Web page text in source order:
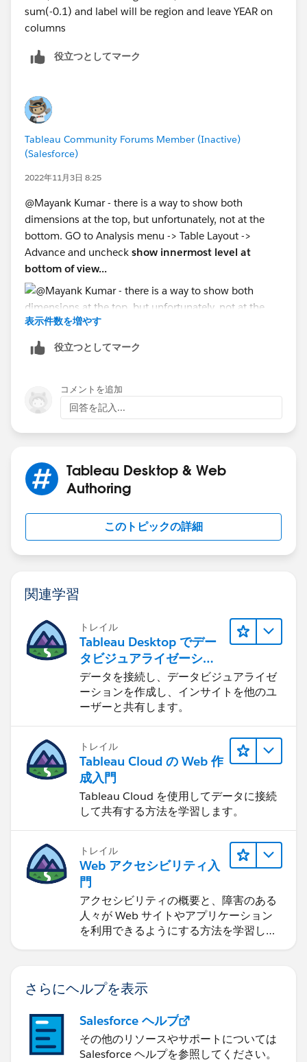
sum(-0.1) and label will be region and leave YEAR on
columns
役立つとしてマーク
Tableau Community Forums Member (Inactive)
(Salesforce)
2022年11月3日 8:25
@Mayank Kumar​ - there is a way to show both
dimensions at the top, but unfortunately, not at the
bottom. GO to Analysis menu -> Table Layout ->
Advance and uncheck show innermost level at
bottom of view...
表示件数を増やす
役立つとしてマーク
コメントを追加
回答を記入...
Tableau Desktop & Web
Authoring
このトピックの詳細
関連学習
トレイル
Tableau Desktop でデー
タビジュアライゼーショ
ンをはじめる
データを接続し、データビジュアライゼ
ーションを作成し、インサイトを他のユ
ーザーと共有します。
トレイル
Tableau Cloud の Web 作
成入門
Tableau Cloud を使用してデータに接続
して共有する方法を学習します。
トレイル
Web アクセシビリティ入
門
アクセシビリティの概要と、障害のある
人々が Web サイトやアプリケーション
を利用できるようにする方法を学習しま
さらにヘルプを表示
Salesforce ヘルプ
その他のリソースやサポートについては
Salesforce ヘルプを参照してください。